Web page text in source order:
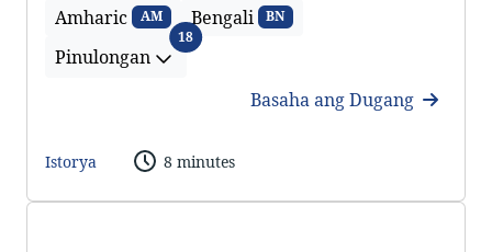
Amharic AM Bengali BN
Pinulongan
18Pinulongan
Basaha ang Dugang
Istorya 8 minutes